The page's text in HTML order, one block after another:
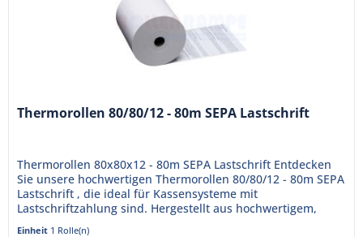
Thermorollen 80/80/12 - 80m SEPA Lastschrift
Thermorollen 80x80x12 - 80m SEPA Lastschrift Entdecken
Sie unsere hochwertigen Thermorollen 80/80/12 - 80m SEPA
Lastschrift , die ideal für Kassensysteme mit
Lastschriftzahlung sind. Hergestellt aus hochwertigem,
Einheit 1 Rolle(n)